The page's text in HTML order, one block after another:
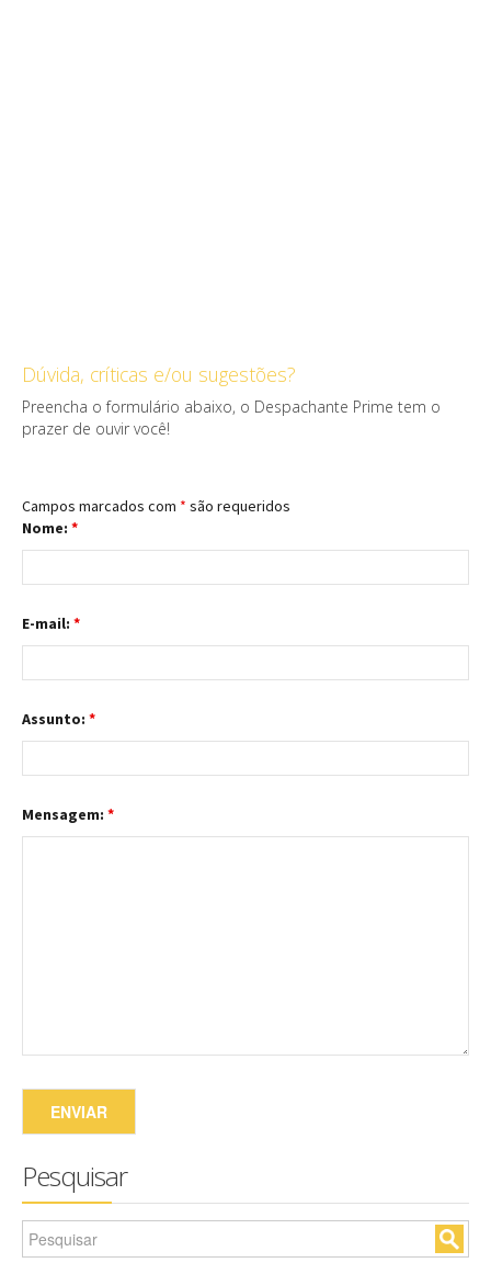
Dúvida, críticas e/ou sugestões?
Preencha o formulário abaixo, o Despachante Prime tem o
prazer de ouvir você!
Campos marcados com * são requeridos
Nome: *
E-mail: *
Assunto: *
Mensagem: *
Pesquisar